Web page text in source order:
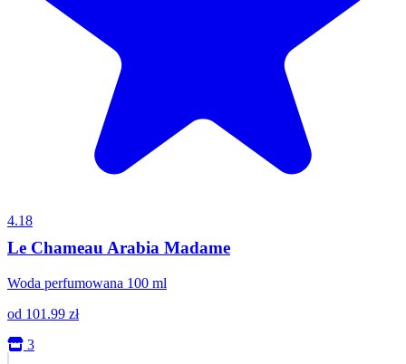
4.18
Le Chameau Arabia Madame
Woda perfumowana 100 ml
od 101.99 zł
3